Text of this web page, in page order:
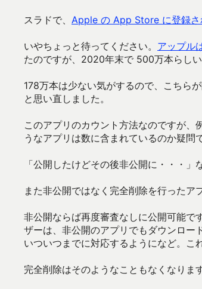
スラドで、 Apple の App Store に登録さ
いやちょっと待ってください。 アップル
たのですが、2020年末で 500万本らし
178万本は少ない気がするので、こちら
と思い直しました。
このアプリのカウント方法なのですが、
うなアプリは数に含まれているのか疑問
「公開したけどその後非公開に・・・」
また非公開ではなく完全削除を行ったア
非公開ならば再度審査なしに公開可能で
ザーは、非公開のアプリでもダウンロー
いついつまでに対応するようになど。こ
完全削除はそのようなこともなくなります